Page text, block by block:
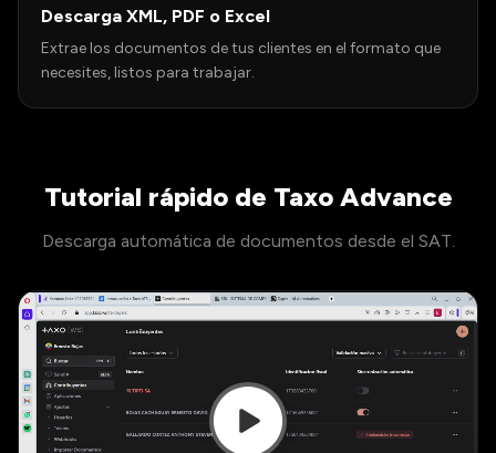
Descarga XML, PDF o Excel
Extrae los documentos de tus clientes en el formato que
necesites, listos para trabajar.
Tutorial rápido de Taxo Advance
Descarga automática de documentos desde el SAT.